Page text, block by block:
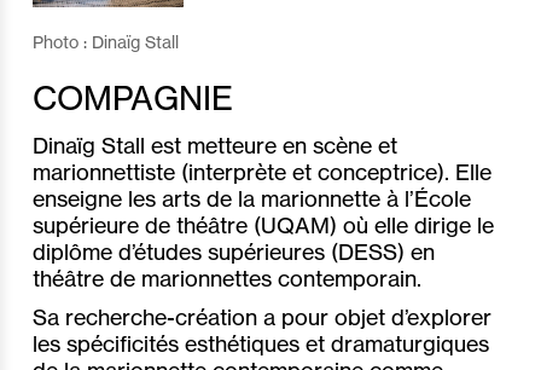
Photo : Dinaïg Stall
COMPAGNIE
Dinaïg Stall est metteure en scène et
marionnettiste (interprète et conceptrice). Elle
enseigne les arts de la marionnette à l’École
supérieure de théâtre (UQAM) où elle dirige le
diplôme d’études supérieures (DESS) en
théâtre de marionnettes contemporain.
Sa recherche-création a pour objet d’explorer
les spécificités esthétiques et dramaturgiques